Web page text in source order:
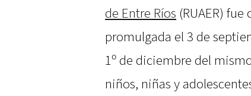
de Entre Ríos (RUAER)
promulgada el 3 de
1º de diciembre del
niños, niñas y